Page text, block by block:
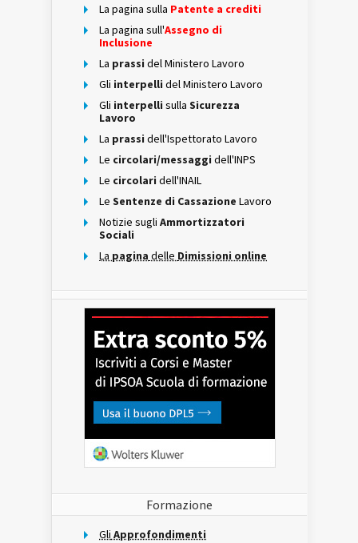
La pagina sulla Patente a crediti
La pagina sull'Assegno di
Inclusione
La prassi del Ministero Lavoro
Gli interpelli del Ministero Lavoro
Gli interpelli sulla Sicurezza
Lavoro
La prassi dell'Ispettorato Lavoro
Le circolari/messaggi dell'INPS
Le circolari dell'INAIL
Le Sentenze di Cassazione Lavoro
Notizie sugli Ammortizzatori
Sociali
La pagina delle Dimissioni online
Formazione
Gli Approfondimenti